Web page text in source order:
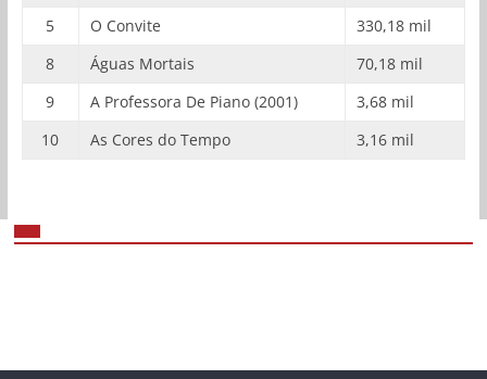
5 O Convite
330,18 mil
8
Águas Mortais
70,18 mil
9
A Professora De Piano (2001)
3,68 mil
10
As Cores do Tempo 3,16 mil